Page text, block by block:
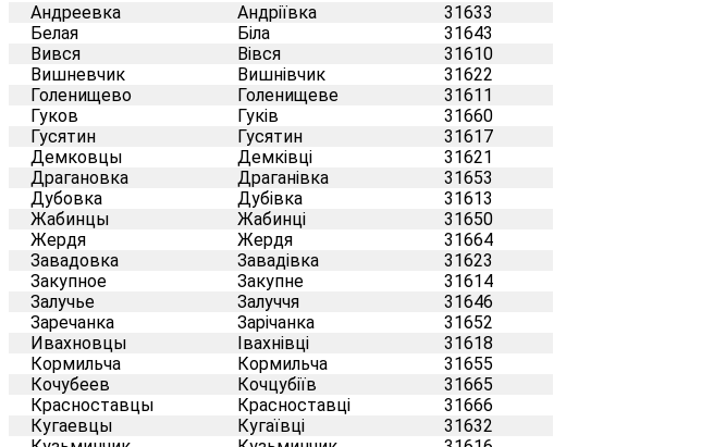
Андреевка Андріївка
31633
Белая
Біла
31643
Вився
Вівся
31610
Вишневчик
Вишнівчик
31622
Голенищево
Голенищеве
31611
Гуков
Гуків
31660
Гусятин
Гусятин
31617
Демковцы
Демківці
31621
Драгановка
Драганівка
31653
Дубовка
Дубівка
31613
Жабинцы
Жабинці
31650
Жердя
Жердя
31664
Завадовка
Завадівка
31623
Закупное
Закупне
31614
Залучье
Залуччя
31646
Заречанка
Зарічанка
31652
Ивахновцы
Івахнівці
31618
Кормильча
Кормильча
31655
Кочубеев
Кочцубіїв
31665
Красноставцы
Красноставці
31666
Кугаевцы
Кугаївці
31632